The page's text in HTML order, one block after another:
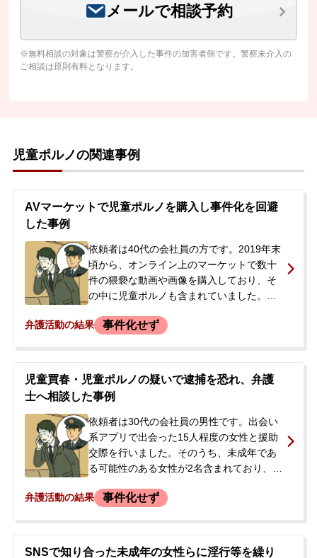
メールで相談予約
※無料相談の対象は警察が介入した事件の加害者側です。警察未介入の
ご相談は原則有料となります。
児童ポルノの関連事例
AVマーケットで児童ポルノを購入し事件化を回避
した事例
依頼者は40代の会社員の方です。2019年末
頃から、オンライン上のマーケットで数十
件の猥褻な動画や画像を購入しており、そ
の中に児童ポルノも含まれていました。そ
たという報道を見て、自身も捜査対象にな
付けハードディスクを業者に依頼して処分
しましたが、警察沙汰になることを恐れ、
今後の対応について相談するため来所され
ました。
弁護活動の結果 事件化せず
児童買春・児童ポルノの疑いで逮捕を恐れ、弁護
士へ相談した事例
依頼者は30代の会社員の男性です。出会い
系アプリで出会った15人程度の女性と援助
交際を行いました。そのうち、未成年であ
る可能性のある女性が2名含まれており、1
な行為を行い、動画も撮影していたとのこ
しかし、最近になって誰かに写真を撮られ
弁護活動の結果 事件化せず
SNSで知り合った未成年の女性らに淫行等を繰り